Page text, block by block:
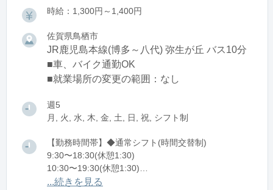
時給：1,300円～1,400円
佐賀県鳥栖市
JR鹿児島本線(博多～八代) 弥生が丘 バス10分
■車、バイク通勤OK
■就業場所の変更の範囲：なし
週5
月, 火, 水, 木, 金, 土, 日, 祝, シフト制
【勤務時間帯】◆通常シフト(時間交替制)
9:30〜18:30(休憩1:30)
10:30〜19:30(休憩1:30)
11:30〜20:30(休憩1:30)
...続きを見る